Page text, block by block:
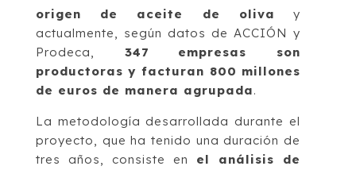
origen de aceite de oliva
y
actualmente, según datos de ACCIÓN y
Prodeca, 347 empresas son
productoras y facturan 800 millones
de euros de manera agrupada.
La metodología desarrollada durante el
proyecto, que ha tenido una duración de
tres años, consiste en el análisis de